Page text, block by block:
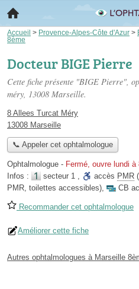
Accueil > Provence-Alpes-Côte d'Azur >
8ème
Docteur BIGE Pierre
Cette fiche présente "BIGE Pierre",
méry, 13008 Marseille.
8 Allees Turcat Méry
13008 Marseille
📞 Appeler cet ophtalmologue
Ophtalmologue - Fermé, ouvre lundi à
Infos :
secteur 1 , accès PMR
PMR, toilettes accessibles), CB
Recommander cet ophtalmologue
Améliorer cette fiche
Autres ophtalmologues à Marseille